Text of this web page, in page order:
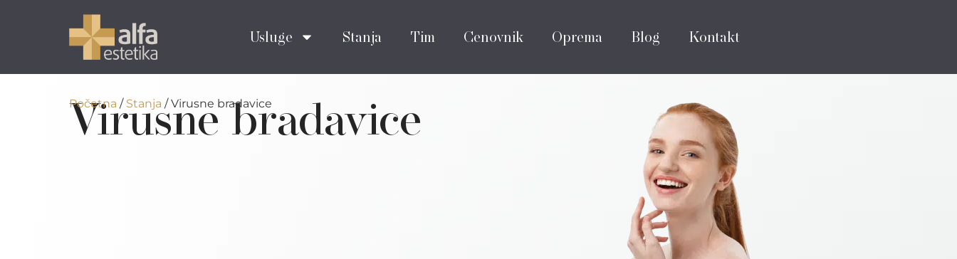
Usluge Stanja Tim Cenovnik Oprema Blog Kontakt
Virusne bradavice
Početna / Stanja /Virusne bradavice